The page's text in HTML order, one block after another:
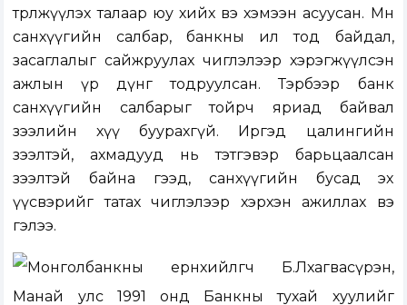
төрөлжүүлэх талаар юу хийх вэ хэмээн асуусан. Мөн
санхүүгийн салбар, банкны ил тод байдал,
засаглалыг сайжруулах чиглэлээр хэрэгжүүлсэн
ажлын үр дүнг тодруулсан. Тэрбээр банк
санхүүгийн салбарыг тойрч яриад байвал
зээлийн хүү буурахгүй. Иргэд цалингийн
зээлтэй, ахмадууд нь тэтгэвэр барьцаалсан
зээлтэй байна гээд, санхүүгийн бусад эх
үүсвэрийг татах чиглэлээр хэрхэн ажиллах вэ
гэлээ.
Монголбанкны ерөнхийлөгч Б.Лхагвасүрэн,
Манай улс 1991 онд Банкны тухай хуулийг